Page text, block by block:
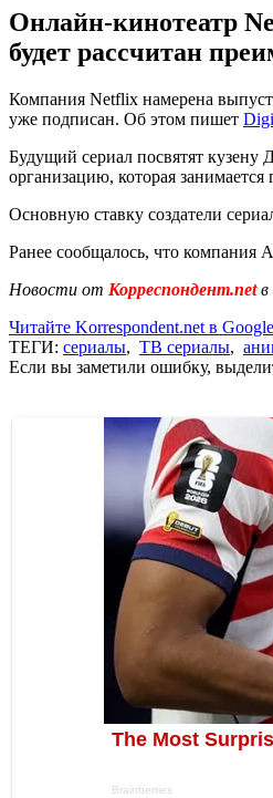
Онлайн-кинотеатр
будет рассчитан
Компания Netflix намерена
уже подписан. Об этом пишет
Будущий сериал посвятят кузену
организацию, которая
Основную ставку создатели
Ранее сообщалось, что компания
Новости от Корреспондент.netв
Читайте Korrespondent.net в
ТЕГИ: сериалы, ТВ сериалы,
Если вы заметили ошибку,